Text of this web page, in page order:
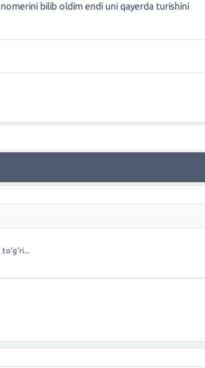
bilib oldim endi uni qayerda turishini
to'g'ri...